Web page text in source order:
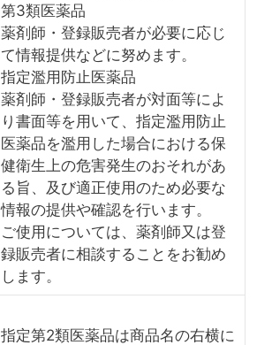
第3類医薬品
薬剤師・登録販売者が必要に応じ
て情報提供などに努めます。
指定濫用防止医薬品
薬剤師・登録販売者が対面等によ
り書面等を用いて、指定濫用防止
医薬品を濫用した場合における保
健衛生上の危害発生のおそれがあ
る旨、及び適正使用のため必要な
情報の提供や確認を行います。
ご使用については、薬剤師又は登
録販売者に相談することをお勧め
します。
指定第2類医薬品は商品名の右横に